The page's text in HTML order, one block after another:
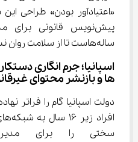
ساله‌هاست تا از سلامت روان نسل جدید محافظت کند.
ها و بازنشر محتوای
دولت اسپانیا گام را فراتر